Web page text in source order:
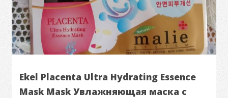
Ekel Placenta Ultra Hydrating Essence
Mask Mask Увлажняющая маска с